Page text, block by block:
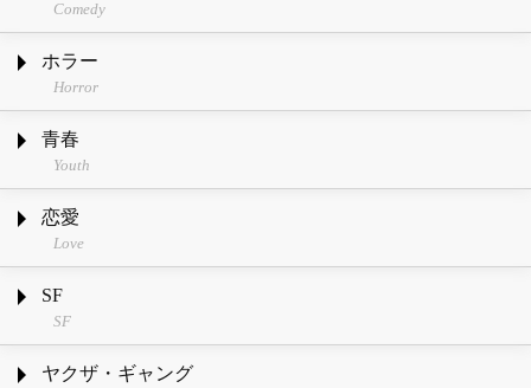
Comedy
ホラー
Horror
青春
Youth
恋愛
Love
SF
SF
ヤクザ・ギャング